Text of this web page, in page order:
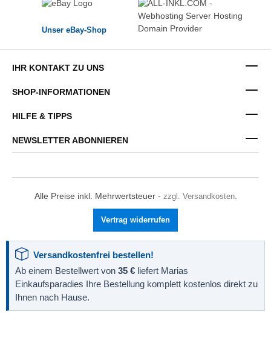
Unser eBay-Shop
IHR KONTAKT ZU UNS
SHOP-INFORMATIONEN
HILFE & TIPPS
NEWSLETTER ABONNIEREN
Alle Preise inkl. Mehrwertsteuer - zzgl. Versandkosten.
Vertrag widerrufen
Versandkostenfrei bestellen!
Ab einem Bestellwert von 35 € liefert Marias
Einkaufsparadies Ihre Bestellung komplett kostenlos direkt zu
Ihnen nach Hause.